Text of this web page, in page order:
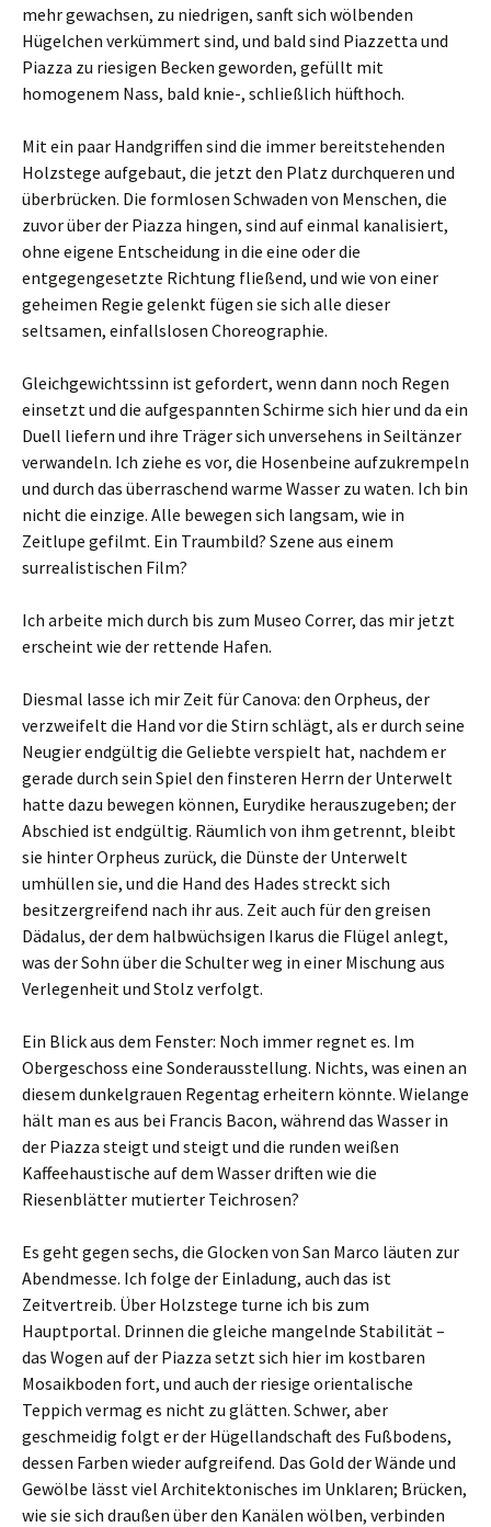
mehr gewachsen, zu niedrigen, sanft sich wölbenden
Hügelchen verkümmert sind, und bald sind Piazzetta und
Piazza zu riesigen Becken geworden, gefüllt mit
homogenem Nass, bald knie-, schließlich hüfthoch.
Mit ein paar Handgriffen sind die immer bereitstehenden
Holzstege aufgebaut, die jetzt den Platz durchqueren und
überbrücken. Die formlosen Schwaden von Menschen, die
zuvor über der Piazza hingen, sind auf einmal kanalisiert,
ohne eigene Entscheidung in die eine oder die
entgegengesetzte Richtung fließend, und wie von einer
geheimen Regie gelenkt fügen sie sich alle dieser
seltsamen, einfallslosen Choreographie.
Gleichgewichtssinn ist gefordert, wenn dann noch Regen
einsetzt und die aufgespannten Schirme sich hier und da ein
Duell liefern und ihre Träger sich unversehens in Seiltänzer
verwandeln. Ich ziehe es vor, die Hosenbeine aufzukrempeln
und durch das überraschend warme Wasser zu waten. Ich bin
nicht die einzige. Alle bewegen sich langsam, wie in
Zeitlupe gefilmt. Ein Traumbild? Szene aus einem
surrealistischen Film?
Ich arbeite mich durch bis zum Museo Correr, das mir jetzt
erscheint wie der rettende Hafen.
Diesmal lasse ich mir Zeit für Canova: den Orpheus, der
verzweifelt die Hand vor die Stirn schlägt, als er durch seine
Neugier endgültig die Geliebte verspielt hat, nachdem er
gerade durch sein Spiel den finsteren Herrn der Unterwelt
hatte dazu bewegen können, Eurydike herauszugeben; der
Abschied ist endgültig. Räumlich von ihm getrennt, bleibt
sie hinter Orpheus zurück, die Dünste der Unterwelt
umhüllen sie, und die Hand des Hades streckt sich
besitzergreifend nach ihr aus. Zeit auch für den greisen
Dädalus, der dem halbwüchsigen Ikarus die Flügel anlegt,
was der Sohn über die Schulter weg in einer Mischung aus
Verlegenheit und Stolz verfolgt.
Ein Blick aus dem Fenster: Noch immer regnet es. Im
Obergeschoss eine Sonderausstellung. Nichts, was einen an
diesem dunkelgrauen Regentag erheitern könnte. Wielange
hält man es aus bei Francis Bacon, während das Wasser in
der Piazza steigt und steigt und die runden weißen
Kaffeehaustische auf dem Wasser driften wie die
Riesenblätter mutierter Teichrosen?
Es geht gegen sechs, die Glocken von San Marco läuten zur
Abendmesse. Ich folge der Einladung, auch das ist
Zeitvertreib. Über Holzstege turne ich bis zum
Hauptportal. Drinnen die gleiche mangelnde Stabilität –
das Wogen auf der Piazza setzt sich hier im kostbaren
Mosaikboden fort, und auch der riesige orientalische
Teppich vermag es nicht zu glätten. Schwer, aber
geschmeidig folgt er der Hügellandschaft des Fußbodens,
dessen Farben wieder aufgreifend. Das Gold der Wände und
Gewölbe lässt viel Architektonisches im Unklaren; Brücken,
wie sie sich draußen über den Kanälen wölben, verbinden